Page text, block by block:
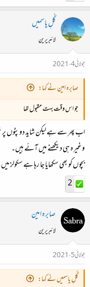
گُلِ یاسمیں
لائبریرین
جولائی 4، 2021
صابرہ امین نے کہا:
جو اس وقت بہت مقبول تھا
اب پھر سے ہے لیکن شاید دوپٹوں
وغیرہ ہی دیکھنے میں آئے ہیں۔
بچوں کو بھی سکھایا جا رہا ہے سکولز
2
صابرہ امین
لائبریرین
جولائی 5، 2021
گُلِ یاسمیں نے کہا: